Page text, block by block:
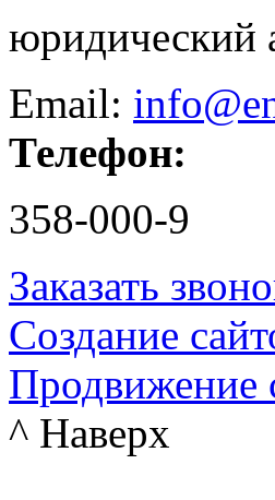
юридический
Email:
Телефон:
358-000-9
Заказать
Создание
Продвижение
^ Наверх